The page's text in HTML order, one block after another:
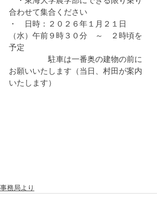
合わせて集合ください
・　日時：２０２６年１月２１日
（水）午前９時３０分　～　２時頃を
予定
駐車は一番奥の建物の前に
お願いいたします（当日、村田が案内
いたします）
事務局より